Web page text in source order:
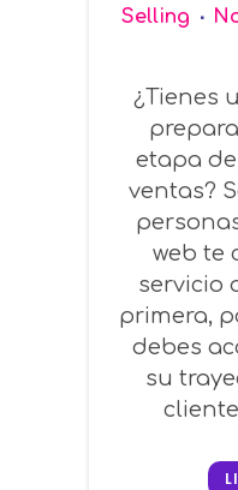
Selling
¿Tienes
etapa
ventas?
web te
servicio
primera,
debes
su